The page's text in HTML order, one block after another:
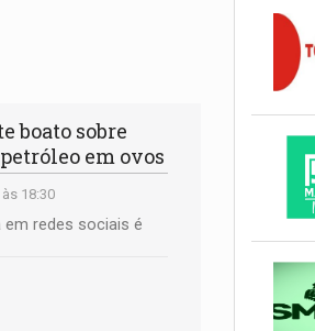
boato sobre
em ovos
18:30
em redes sociais é